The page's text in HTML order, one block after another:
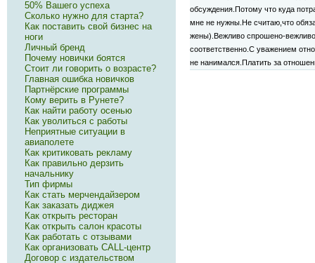
обсуждения.Потому что куда
мне не нужны.Не считаю,что
жены).Вежливо спрошено-
соответственно.С уважением
не нанимался.Платить за
50% Вашего успеха
Сколько нужно для старта?
Как поставить свой бизнес на
ноги
Личный бренд
Почему новички боятся
Стоит ли говорить о возрасте?
Главная ошибка новичков
Партнёрские программы
Кому верить в Рунете?
Как найти работу осенью
Как уволиться с работы
Неприятные ситуации в
авиаполете
Как критиковать рекламу
Как правильно дерзить
начальнику
Тип фирмы
Как стать мерчендайзером
Как заказать диджея
Как открыть ресторан
Как открыть салон красоты
Как работать с отзывами
Как организовать CALL-центр
Договор с издательством